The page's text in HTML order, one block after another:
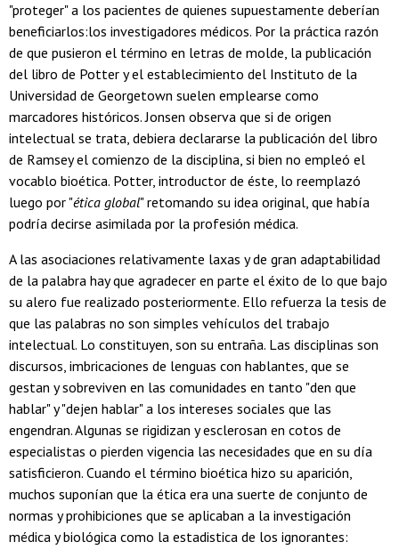
"proteger" a los pacientes de quienes supuestamente deberían
beneficiarlos:los investigadores médicos. Por la práctica razón
de que pusieron el término en letras de molde, la publicación
del libro de Potter y el establecimiento del Instituto de la
Universidad de Georgetown suelen emplearse como
marcadores históricos. Jonsen observa que si de origen
intelectual se trata, debiera declararse la publicación del libro
de Ramsey el comienzo de la disciplina, si bien no empleó el
vocablo bioética. Potter, introductor de éste, lo reemplazó
luego por "ética global" retomando su idea original, que había
podría decirse asimilada por la profesión médica.
A las asociaciones relativamente laxas y de gran adaptabilidad
de la palabra hay que agradecer en parte el éxito de lo que bajo
su alero fue realizado posteriormente. Ello refuerza la tesis de
que las palabras no son simples vehículos del trabajo
intelectual. Lo constituyen, son su entraña. Las disciplinas son
discursos, imbricaciones de lenguas con hablantes, que se
gestan y sobreviven en las comunidades en tanto "den que
hablar" y "dejen hablar" a los intereses sociales que las
engendran. Algunas se rigidizan y esclerosan en cotos de
especialistas o pierden vigencia las necesidades que en su día
satisficieron. Cuando el término bioética hizo su aparición,
muchos suponían que la ética era una suerte de conjunto de
normas y prohibiciones que se aplicaban a la investigación
médica y biológica como la estadistica de los ignorantes: